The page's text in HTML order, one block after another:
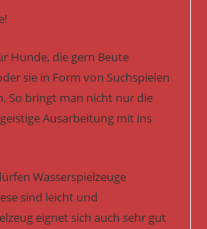
Hunde, die gern Beute
sie in Form von Suchspielen
So bringt man nicht nur die
Ausarbeitung mit ins
Wasserspielzeuge
sind leicht und
eignet sich auch sehr gut